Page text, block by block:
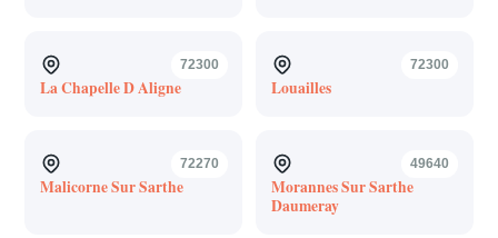
72300
La Chapelle D Aligne
72300
Louailles
72270
Malicorne Sur Sarthe
49640
Morannes Sur Sarthe
Daumeray